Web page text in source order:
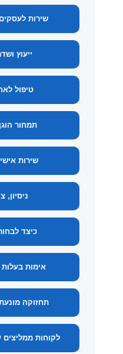
שירות
ייעוץ
טיפול
תמחור
שירות
ניסיון,
כיצד
אימות
תחזוקה
לקוחות ממליצים